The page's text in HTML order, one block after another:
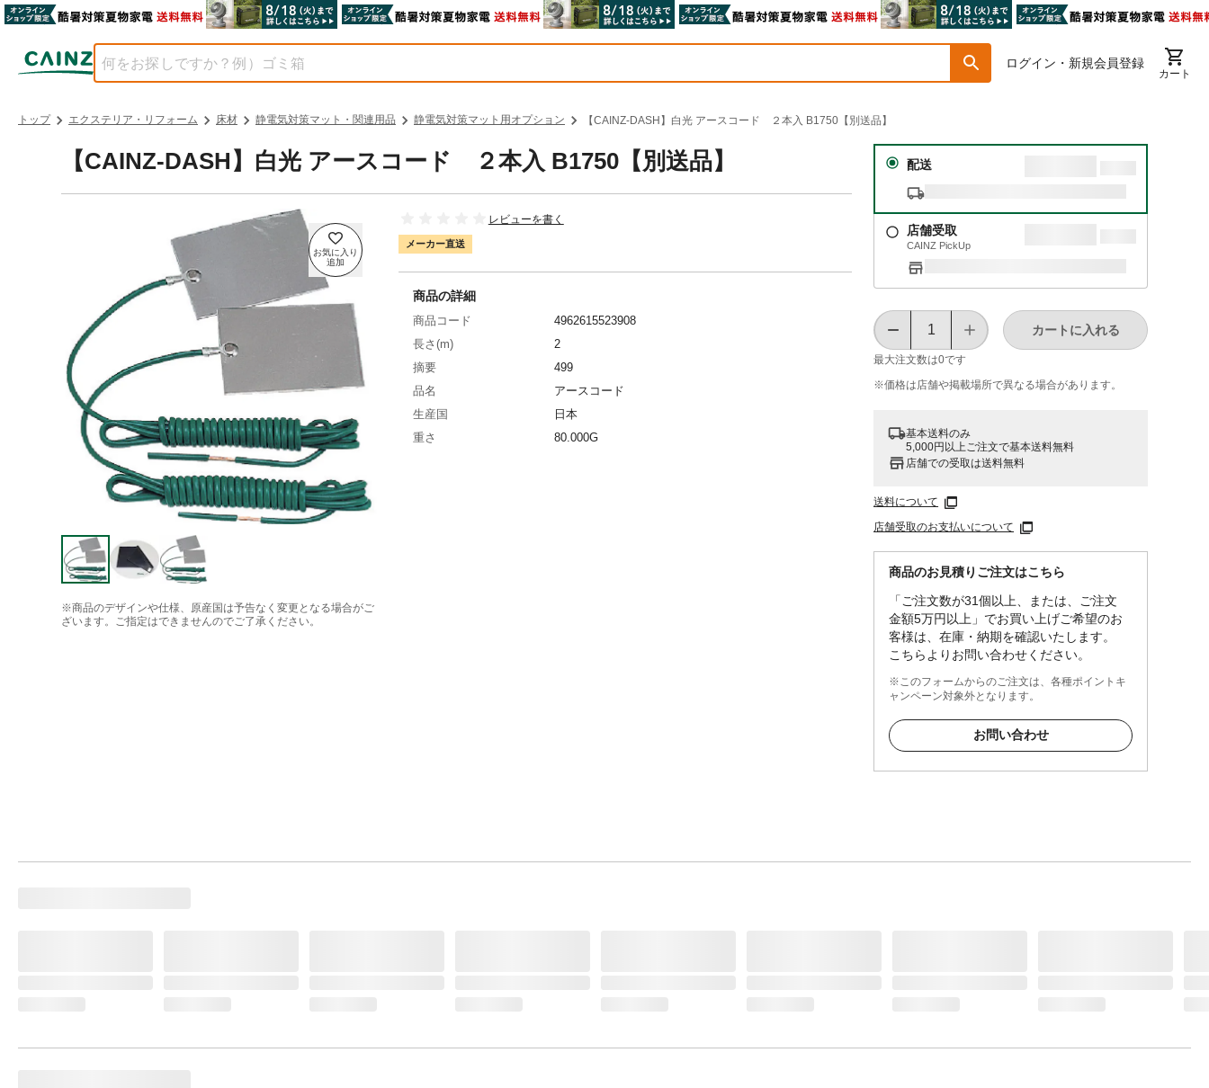
ログイン・新規会員登録
カート
トップ エクステリア・リフォーム 床材 静電気対策マット・関連用品 静電気対策マット用オプション 【CAINZ-DASH】白光 アースコード ２本入 B1750【別送品】
【CAINZ-DASH】白光 アースコード ２本入 B1750【別送品】
※商品のデザインや仕様、原産国は予告なく変更となる場合がご
ざいます。ご指定はできませんのでご了承ください。
レビューを書く
メーカー直送
配送
店舗受取
CAINZ PickUp
最大注文数は0です
カートに入れる
※価格は​店舗や​掲載場所で​異なる​場合が​あります。
基本送料のみ
5,000円以上ご注文で基本送料無料
店舗での受取は送料無料
送料について
店舗受取のお支払いについて
商品のお見積りご注文はこちら
「ご注文数が31個以上、または、ご注文
金額5万円以上」でお買い上げご希望のお
客様は、在庫・納期を確認いたします。
こちらよりお問い合わせください。
※このフォームからのご注文は、各種ポイントキ
ャンペーン対象外となります。
お問い合わせ
商品の詳細
商品コード
4962615523908
長さ(m)
2
摘要
499
品名
アースコード
生産国
日本
重さ
80.000G